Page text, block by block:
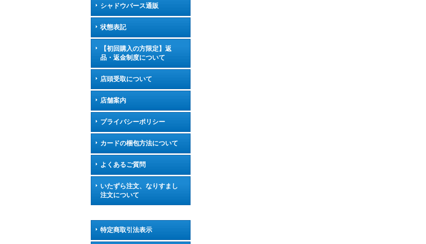
シャドウバース通販
状態表記
【初回購入の方限定】返
品・返金制度について
店頭受取について
店舗案内
プライバシーポリシー
カードの梱包方法について
よくあるご質問
いたずら注文、なりすまし
注文について
特定商取引法表示